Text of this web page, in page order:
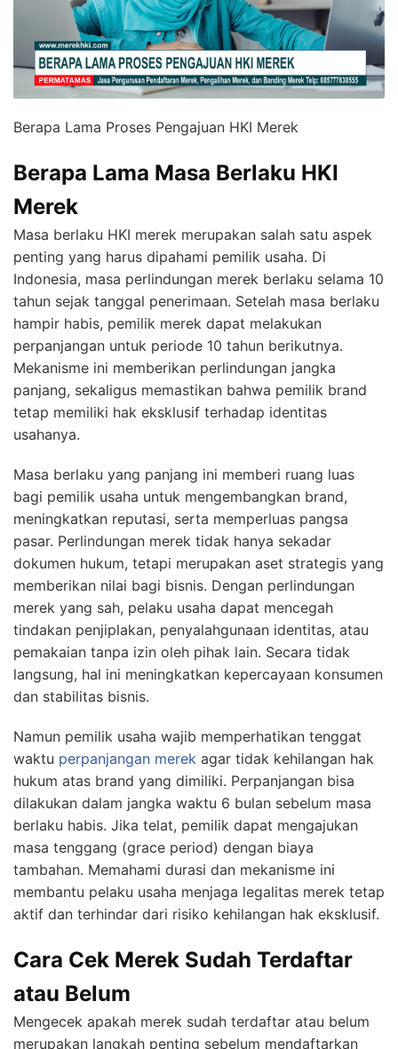
Berapa Lama Proses Pengajuan HKI Merek
Berapa Lama Masa Berlaku HKI
Merek
Masa berlaku HKI merek merupakan salah satu aspek
penting yang harus dipahami pemilik usaha. Di
Indonesia, masa perlindungan merek berlaku selama 10
tahun sejak tanggal penerimaan. Setelah masa berlaku
hampir habis, pemilik merek dapat melakukan
perpanjangan untuk periode 10 tahun berikutnya.
Mekanisme ini memberikan perlindungan jangka
panjang, sekaligus memastikan bahwa pemilik brand
tetap memiliki hak eksklusif terhadap identitas
usahanya.
Masa berlaku yang panjang ini memberi ruang luas
bagi pemilik usaha untuk mengembangkan brand,
meningkatkan reputasi, serta memperluas pangsa
pasar. Perlindungan merek tidak hanya sekadar
dokumen hukum, tetapi merupakan aset strategis yang
memberikan nilai bagi bisnis. Dengan perlindungan
merek yang sah, pelaku usaha dapat mencegah
tindakan penjiplakan, penyalahgunaan identitas, atau
pemakaian tanpa izin oleh pihak lain. Secara tidak
langsung, hal ini meningkatkan kepercayaan konsumen
dan stabilitas bisnis.
Namun pemilik usaha wajib memperhatikan tenggat
waktu perpanjangan merek agar tidak kehilangan hak
hukum atas brand yang dimiliki. Perpanjangan bisa
dilakukan dalam jangka waktu 6 bulan sebelum masa
berlaku habis. Jika telat, pemilik dapat mengajukan
masa tenggang (grace period) dengan biaya
tambahan. Memahami durasi dan mekanisme ini
membantu pelaku usaha menjaga legalitas merek tetap
aktif dan terhindar dari risiko kehilangan hak eksklusif.
Cara Cek Merek Sudah Terdaftar
atau Belum
Mengecek apakah merek sudah terdaftar atau belum
merupakan langkah penting sebelum mendaftarkan